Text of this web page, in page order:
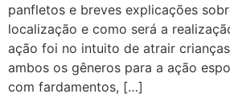
panfletos e breves explicações
localização e como será a
ação foi no intuito de atrair
ambos os gêneros para a ação
com fardamentos, […]